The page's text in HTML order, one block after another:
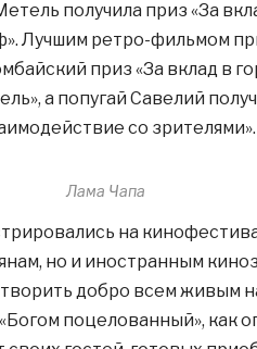
получила приз «За
Лучшим ретро-фильмом
приз «За вклад в
а попугай Савелий
со зрителями».
Лама Чапа
на
но и иностранным
добро всем живым
поцелованный», как